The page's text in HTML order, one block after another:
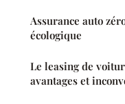
Assurance auto
écologique
Le leasing de
avantages et